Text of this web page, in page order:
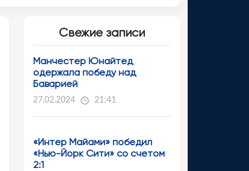
Свежие записи
Манчестер Юнайтед
одержала победу над
Баварией
27.02.2024 21:41
«Интер Майами» победил
«Нью-Йорк Сити» со счетом
2:1